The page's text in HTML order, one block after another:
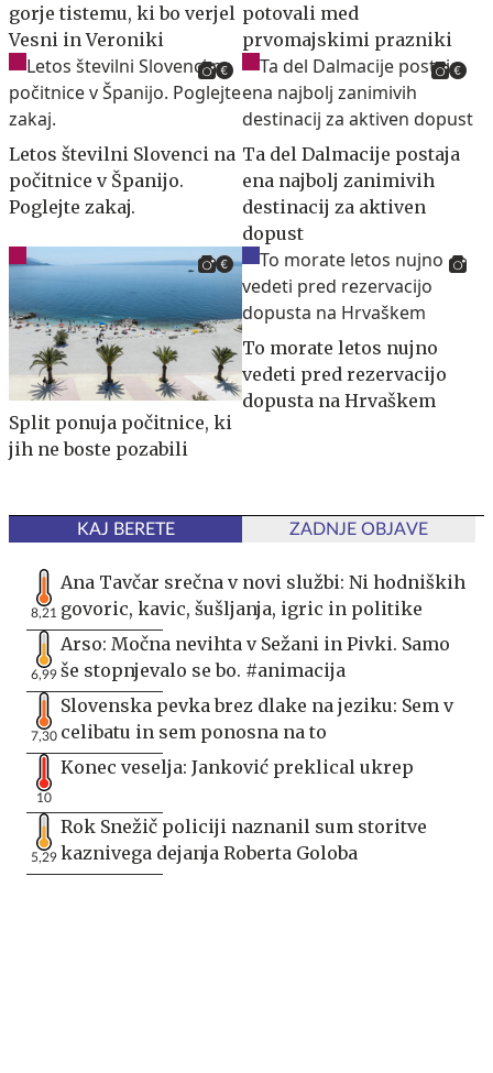
gorje tistemu, ki bo verjel
Vesni in Veroniki
potovali med
prvomajskimi prazniki
Letos številni Slovenci na
počitnice v Španijo.
Poglejte zakaj.
Ta del Dalmacije postaja
ena najbolj zanimivih
destinacij za aktiven
dopust
Split ponuja počitnice, ki
jih ne boste pozabili
To morate letos nujno
vedeti pred rezervacijo
dopusta na Hrvaškem
KAJ BERETE ZADNJE OBJAVE
8,21
Ana Tavčar srečna v novi službi: Ni hodniških
govoric, kavic, šušljanja, igric in politike
6,99
Arso: Močna nevihta v Sežani in Pivki. Samo
še stopnjevalo se bo. #animacija
7,30
Slovenska pevka brez dlake na jeziku: Sem v
celibatu in sem ponosna na to
10
Konec veselja: Janković preklical ukrep
5,29
Rok Snežič policiji naznanil sum storitve
kaznivega dejanja Roberta Goloba